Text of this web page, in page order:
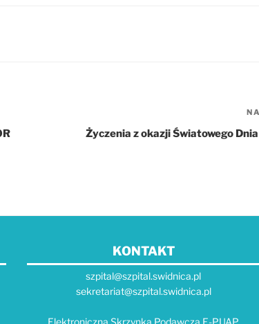
Życzenia z okazji Światowego
KONTAKT
szpital@szpital.swidnica.pl
sekretariat@szpital.swidnica.pl